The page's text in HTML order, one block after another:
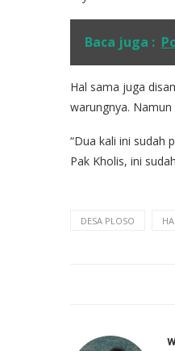
Baca juga :
Hal sama juga
warungnya.
“Dua kali ini sudah
Pak Kholis, ini
DESA PLOSO